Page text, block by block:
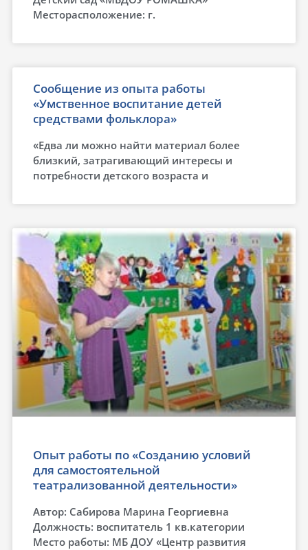
Месторасположение: г.
Сообщение из опыта работы
«Умственное воспитание детей
средствами фольклора»
«Едва ли можно найти материал более
близкий, затрагивающий интересы и
потребности детского возраста и
Опыт работы по «Созданию условий
для самостоятельной
театрализованной деятельности»
Автор: Сабирова Марина Георгиевна
Должность: воспитатель 1 кв.категории
Место работы: МБ ДОУ «Центр развития